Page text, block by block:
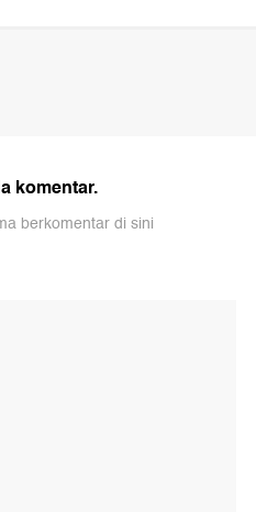
komentar.
berkomentar di sini